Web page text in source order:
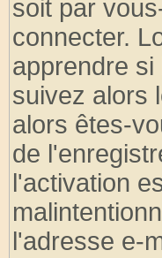
soit par
connecter.
apprendre
suivez alors
alors êtes-
de
l'activation
l'adresse e-